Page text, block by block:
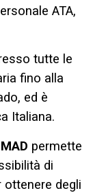
ATA,
tutte le
fino alla
ed è
Italiana.
MAD permette
di
degli